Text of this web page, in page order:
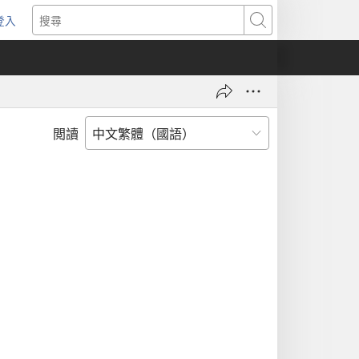
入
開
搜
尋
閲讀